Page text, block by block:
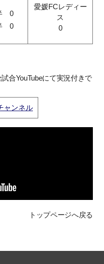
0
0
愛媛FCレディー
ス
0
合YouTubeにて実況付きで
ャンネル
トップページへ戻る